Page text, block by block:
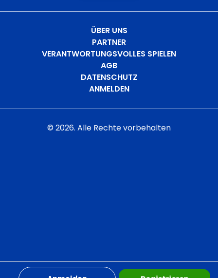
ÜBER UNS
PARTNER
VERANTWORTUNGSVOLLES SPIELEN
AGB
DATENSCHUTZ
ANMELDEN
© 2026. Alle Rechte vorbehalten